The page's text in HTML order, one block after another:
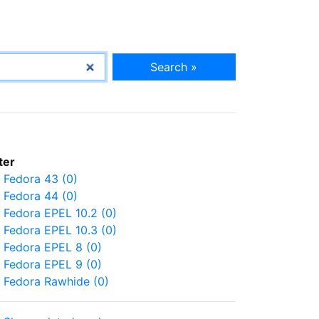
Search »
Fedora 43 (0)
Fedora 44 (0)
Fedora EPEL 10.2 (0)
Fedora EPEL 10.3 (0)
Fedora EPEL 8 (0)
Fedora EPEL 9 (0)
Fedora Rawhide (0)